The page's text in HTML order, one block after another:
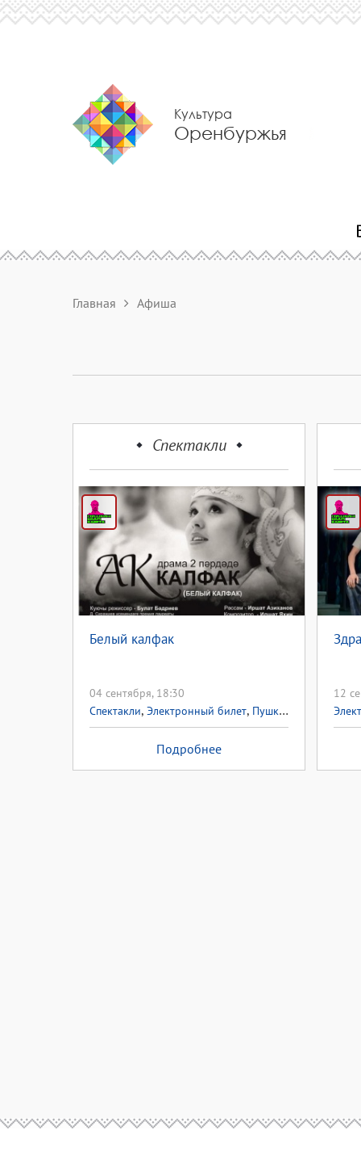
Культура
Оренбуржья
Главная Афиша
Спектакли
Белый калфак
04 сентября, 18:30
Спектакли, Электронный билет, Пушкинская карта ,
Подробнее
12